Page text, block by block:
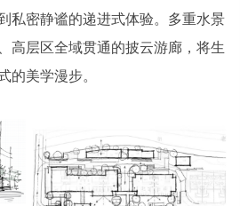
私密静谧的递进式体验。多重水景
高层区全域贯通的披云游廊，将生
的美学漫步。